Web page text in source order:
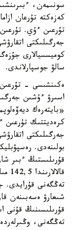
سونىمەن،
كەزەكتە تۇرعان
تۇرعىن ءۇي.
جەرگىلىكتى
سالۋ جوسپارلاندى.
ەكىنشىسى -
اسىرۋ ءۇشىن
«بايتەرەك
كرەديتتىك
جەرگىلىكتى
بولىنەدى.
قۇرىلىستىڭ ءبىر
تەڭگەنى قۇرايدى.
شىعارۋ ەسەبىنەن
تەڭگەنى، وڭىرلەردە - 140 مىڭ تەڭگەنى